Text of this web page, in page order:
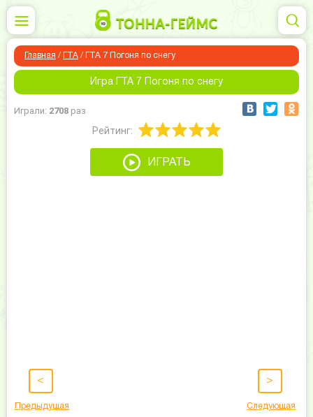
Главная / ГТА / ГТА 7 Погоня по снегу
Игра ГТА 7 Погоня по снегу
Играли: 2708 раз
Рейтинг:
ИГРАТЬ
<
Предыдущая
>
Следующая